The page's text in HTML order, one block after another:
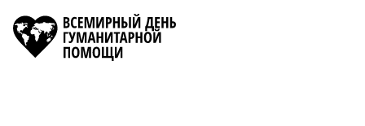
Всемирный
день